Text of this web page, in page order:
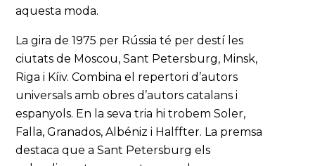
aquesta moda.
La gira de 1975 per Rússia té per destí les
ciutats de Moscou, Sant Petersburg, Minsk,
Riga i Kíiv. Combina el repertori d’autors
universals amb obres d’autors catalans i
espanyols. En la seva tria hi trobem Soler,
Falla, Granados, Albéniz i Halffter. La premsa
destaca que a Sant Petersburg els